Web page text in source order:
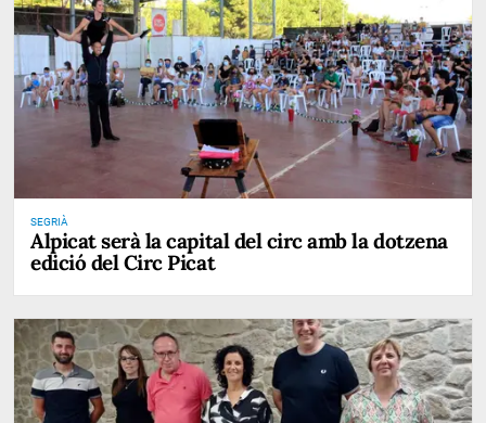
SEGRIÀ
Alpicat serà la capital del circ amb la dotzena
edició del Circ Picat